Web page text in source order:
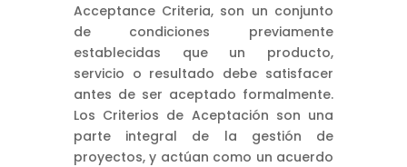
Acceptance Criteria, son un conjunto
de condiciones previamente
establecidas que un producto,
servicio o resultado debe satisfacer
antes de ser aceptado formalmente.
Los Criterios de Aceptación son una
parte integral de la gestión de
proyectos, y actúan como un acuerdo